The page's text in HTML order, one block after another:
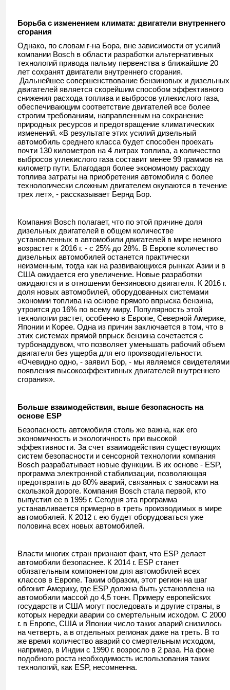
Борьба с изменением климата: двигатели внутреннего
сгорания
Однако, по словам г-на Бора, вне зависимости от усилий
компании Bosch в области разработки альтернативных
технологий привода пальму первенства в ближайшие 20
лет сохранят двигатели внутреннего сгорания.
Дальнейшее совершенствование бензиновых и дизельных
двигателей является скорейшим способом эффективного
снижения расхода топлива и выбросов углекислого газа,
обеспечивающим соответствие двигателей все более
строгим требованиям, направленным на сохранение
природных ресурсов и предотвращение климатических
изменений. «В результате этих усилий дизельный
автомобиль среднего класса будет способен проехать
почти 130 километров на 4 литрах топлива, а количество
выбросов углекислого газа составит менее 99 граммов на
километр пути. Благодаря более экономному расходу
топлива затраты на приобретения автомобиля с более
технологически сложным двигателем окупаются в течение
трех лет», - рассказывает Бернд Бор.
Компания Bosch полагает, что по этой причине доля
дизельных двигателей в общем количестве
установленных в автомобили двигателей в мире немного
возрастет к 2016 г. - с 25% до 28%. В Европе количество
дизельных автомобилей останется практически
неизменным, тогда как на развивающихся рынках Азии и в
США ожидается его увеличение. Новые разработки
ожидаются и в отношении бензинового двигателя. К 2016 г.
доля новых автомобилей, оборудованных системами
экономии топлива на основе прямого впрыска бензина,
утроится до 16% по всему миру. Популярность этой
технологии растет, особенно в Европе, Северной Америке,
Японии и Корее. Одна из причин заключается в том, что в
этих системах прямой впрыск бензина сочетается с
турбонаддувом, что позволяет уменьшать рабочий объем
двигателя без ущерба для его производительности.
«Очевидно одно, - заявил Бор, - мы являемся свидетелями
появления высокоэффективных двигателей внутреннего
сгорания».
Больше взаимодействия, выше безопасность на
основе ESP
Безопасность автомобиля столь же важна, как его
экономичность и экологичность при высокой
эффективности. За счет взаимодействия существующих
систем безопасности и сенсорной технологии компания
Bosch разрабатывает новые функции. В их основе - ESP,
программа электронной стабилизации, позволяющая
предотвратить до 80% аварий, связанных с заносами на
скользкой дороге. Компания Bosch стала первой, кто
выпустил ее в 1995 г. Сегодня эта программа
устанавливается примерно в треть производимых в мире
автомобилей. К 2012 г. ею будет оборудоваться уже
половина всех новых автомобилей.
Власти многих стран признают факт, что ESP делает
автомобили безопаснее. К 2014 г. ESP станет
обязательным компонентом для автомобилей всех
классов в Европе. Таким образом, этот регион на шаг
обгонит Америку, где ESP должна быть установлена на
автомобили массой до 4,5 тонн. Примеру европейских
государств и США могут последовать и другие страны, в
которых нередки аварии со смертельным исходом. С 2000
г. в Европе, США и Японии число таких аварий снизилось
на четверть, а в отдельных регионах даже на треть. В то
же время количество аварий со смертельным исходом,
например, в Индии с 1990 г. возросло в 2 раза. На фоне
подобного роста необходимость использования таких
технологий, как ESP, несомненна.